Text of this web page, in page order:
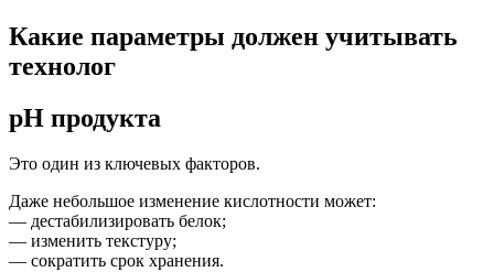
Какие параметры должен учитывать
технолог
pH продукта
Это один из ключевых факторов.
Даже небольшое изменение кислотности может:
— дестабилизировать белок;
— изменить текстуру;
— сократить срок хранения.